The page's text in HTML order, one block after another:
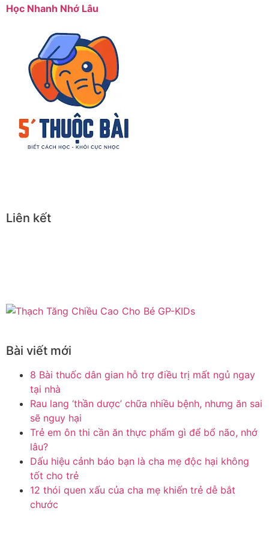
Học Nhanh Nhớ Lâu
Liên kết
Bài viết mới
8 Bài thuốc dân gian hỗ trợ điều trị mất ngủ ngay
tại nhà
Rau lang ‘thần dược’ chữa nhiều bệnh, nhưng ăn sai
sẽ nguy hại
Trẻ em ôn thi cần ăn thực phẩm gì để bổ não, nhớ
lâu?
Dấu hiệu cảnh báo bạn là cha mẹ độc hại không
tốt cho trẻ
12 thói quen xấu của cha mẹ khiến trẻ dễ bắt
chước